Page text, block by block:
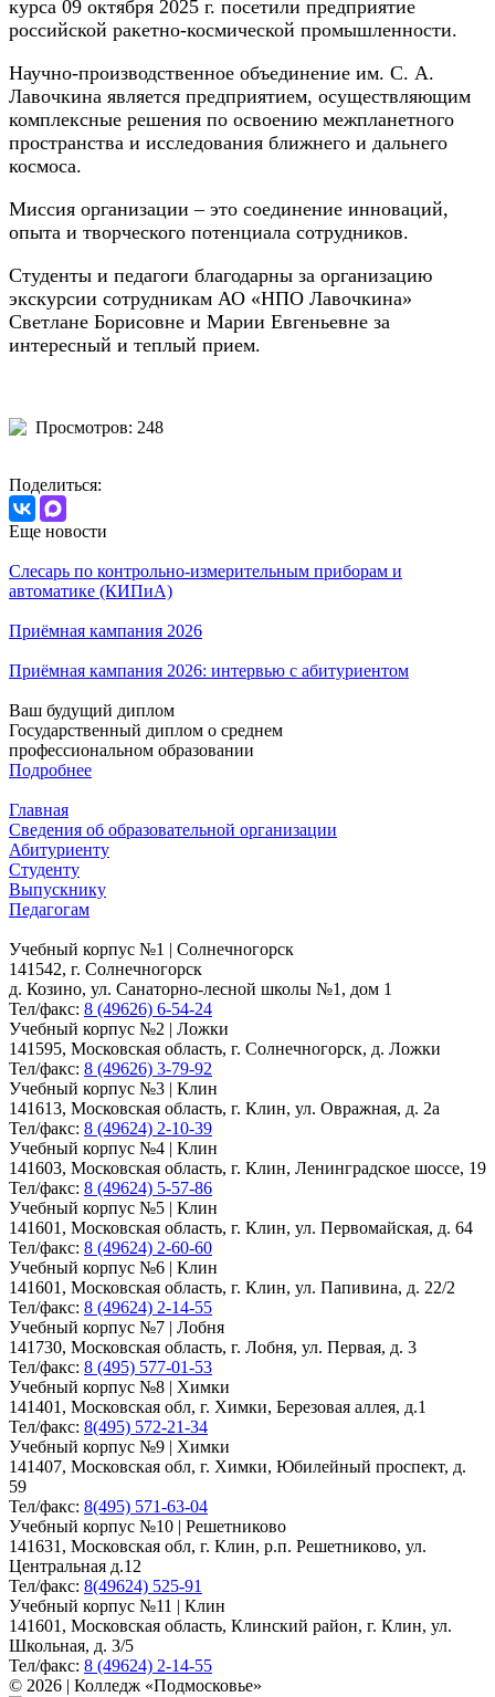
курса 09 октября 2025 г. посетили предприятие
российской ракетно-космической промышленности.
Научно-производственное объединение им. С. А.
Лавочкина является предприятием, осуществляющим
комплексные решения по освоению межпланетного
пространства и исследования ближнего и дальнего
космоса.
Миссия организации – это соединение инноваций,
опыта и творческого потенциала сотрудников.
Студенты и педагоги благодарны за организацию
экскурсии сотрудникам АО «НПО Лавочкина»
Светлане Борисовне и Марии Евгеньевне за
интересный и теплый прием.
Просмотров: 248
Поделиться:
Еще новости
Слесарь по контрольно-измерительным приборам и
автоматике (КИПиА)
Приёмная кампания 2026
Приёмная кампания 2026: интервью с абитуриентом
Ваш будущий диплом
Государственный диплом о среднем
профессиональном образовании
Подробнее
Главная
Сведения об образовательной организации
Абитуриенту
Студенту
Выпускнику
Педагогам
Учебный корпус №1 | Солнечногорск
141542, г. Солнечногорск
д. Козино, ул. Санаторно-лесной школы №1, дом 1
Тел/факс: 8 (49626) 6-54-24
Учебный корпус №2 | Ложки
141595, Московская область, г. Солнечногорск, д. Ложки
Тел/факс: 8 (49626) 3-79-92
Учебный корпус №3 | Клин
141613, Московская область, г. Клин, ул. Овражная, д. 2а
Тел/факс: 8 (49624) 2-10-39
Учебный корпус №4 | Клин
141603, Московская область, г. Клин, Ленинградское шоссе, 19
Тел/факс: 8 (49624) 5-57-86
Учебный корпус №5 | Клин
141601, Московская область, г. Клин, ул. Первомайская, д. 64
Тел/факс: 8 (49624) 2-60-60
Учебный корпус №6 | Клин
141601, Московская область, г. Клин, ул. Папивина, д. 22/2
Тел/факс: 8 (49624) 2-14-55
Учебный корпус №7 | Лобня
141730, Московская область, г. Лобня, ул. Первая, д. 3
Тел/факс: 8 (495) 577-01-53
Учебный корпус №8 | Химки
141401, Московская обл, г. Химки, Березовая аллея, д.1
Тел/факс: 8(495) 572-21-34
Учебный корпус №9 | Химки
141407, Московская обл, г. Химки, Юбилейный проспект, д.
59
Тел/факс: 8(495) 571-63-04
Учебный корпус №10 | Решетниково
141631, Московская обл, г. Клин, р.п. Решетниково, ул.
Центральная д.12
Тел/факс: 8(49624) 525-91
Учебный корпус №11 | Клин
141601, Московская область, Клинский район, г. Клин, ул.
Школьная, д. 3/5
Тел/факс: 8 (49624) 2-14-55
© 2026 | Колледж «Подмосковье»